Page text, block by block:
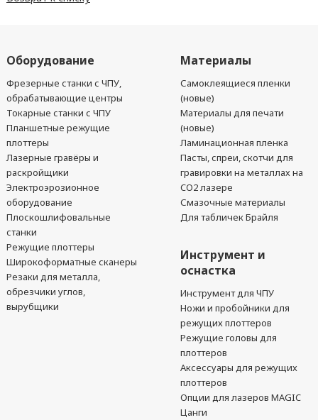
Оборудование
Фрезерные станки с ЧПУ,
обрабатывающие центры
Токарные станки с ЧПУ
Планшетные режущие
плоттеры
Лазерные гравёры и
раскройщики
Электроэрозионное
оборудование
Плоскошлифовальные
станки
Режущие плоттеры
Широкоформатные сканеры
Резаки для металла,
обрезчики углов,
вырубщики
Материалы
Самоклеящиеся пленки
(новые)
Материалы для печати
(новые)
Ламинационная пленка
Пасты, спреи, скотчи для
гравировки на металлах на
CO2 лазере
Смазочные материалы
Для табличек Брайля
Инструмент и
оснастка
Инструмент для ЧПУ
Ножи и пробойники для
режущих плоттеров
Режущие головы для
плоттеров
Аксессуары для режущих
плоттеров
Опции для лазеров MAGIC
Цанги